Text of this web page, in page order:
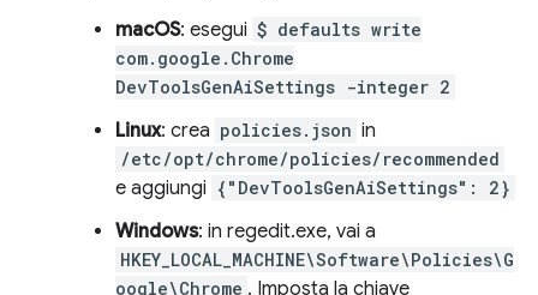
macOS: esegui $ defaults write
com.google.Chrome
DevToolsGenAiSettings -integer 2
Linux: crea policies.json in
/etc/opt/chrome/policies/recommended
e aggiungi {"DevToolsGenAiSettings": 2}
Windows: in regedit.exe, vai a
HKEY_LOCAL_MACHINE\Software\Policies\G
oogle\Chrome . Imposta la chiave